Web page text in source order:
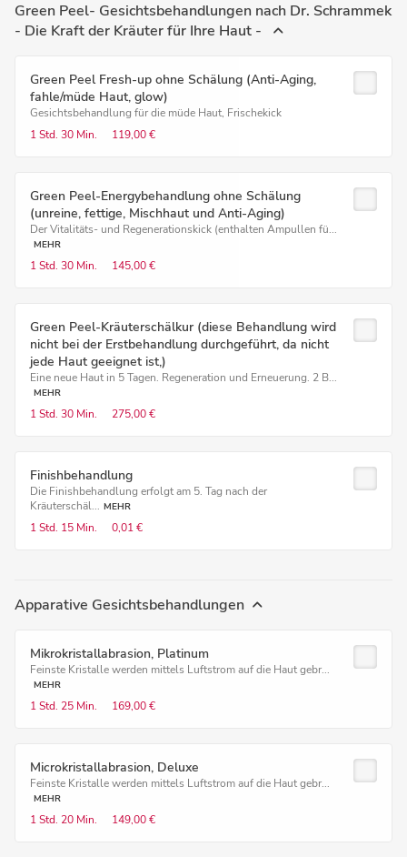
Green Peel- Gesichtsbehandlungen nach Dr. Schrammek
- Die Kraft der Kräuter für Ihre Haut -
Green Peel Fresh-up ohne Schälung (Anti-Aging,
fahle/müde Haut, glow)
Gesichtsbehandlung für die müde Haut, Frischekick
1 Std. 30 Min. 119,00 €
Green Peel-Energybehandlung ohne Schälung
(unreine, fettige, Mischhaut und Anti-Aging)
Der Vitalitäts- und Regenerationskick (enthalten Ampullen fü...
MEHR
1 Std. 30 Min. 145,00 €
Green Peel-Kräuterschälkur (diese Behandlung wird
nicht bei der Erstbehandlung durchgeführt, da nicht
jede Haut geeignet ist,)
Eine neue Haut in 5 Tagen. Regeneration und Erneuerung. 2 B...
MEHR
1 Std. 30 Min. 275,00 €
Finishbehandlung
Die Finishbehandlung erfolgt am 5. Tag nach der
Kräuterschäl... MEHR
1 Std. 15 Min. 0,01 €
Apparative Gesichtsbehandlungen
Mikrokristallabrasion, Platinum
Feinste Kristalle werden mittels Luftstrom auf die Haut gebr...
MEHR
1 Std. 25 Min. 169,00 €
Microkristallabrasion, Deluxe
Feinste Kristalle werden mittels Luftstrom auf die Haut gebr...
MEHR
1 Std. 20 Min. 149,00 €